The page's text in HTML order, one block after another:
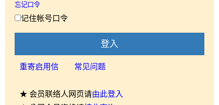
忘记口令
记住帐号口令
登入
重寄启用信 常见问题
★ 会员联络人网页请由此登入